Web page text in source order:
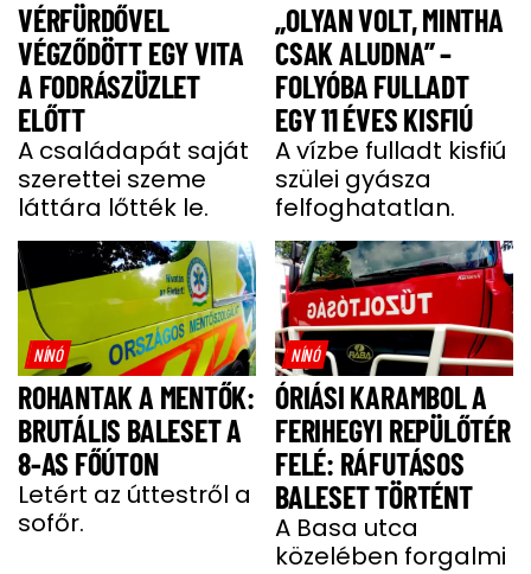
VÉRFÜRDŐVEL
VÉGZŐDÖTT EGY VITA
A FODRÁSZÜZLET
ELŐTT
A családapát saját
szerettei szeme
láttára lőtték le.
„OLYAN VOLT, MINTHA
CSAK ALUDNA” –
FOLYÓBA FULLADT
EGY 11 ÉVES KISFIÚ
A vízbe fulladt kisfiú
szülei gyásza
felfoghatatlan.
NÍNÓ
ROHANTAK A MENTŐK:
BRUTÁLIS BALESET A
8-AS FŐÚTON
Letért az úttestről a
sofőr.
NÍNÓ
ÓRIÁSI KARAMBOL A
FERIHEGYI REPÜLŐTÉR
FELÉ: RÁFUTÁSOS
BALESET TÖRTÉNT
A Basa utca
közelében forgalmi